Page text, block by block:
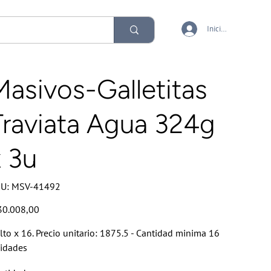
Iniciar sesión
Galletitas
Agua 324g
3u
SKU
MSV-
MSV-41492
x 16. Precio unitario: 1875.5 - Cantidad minima 16